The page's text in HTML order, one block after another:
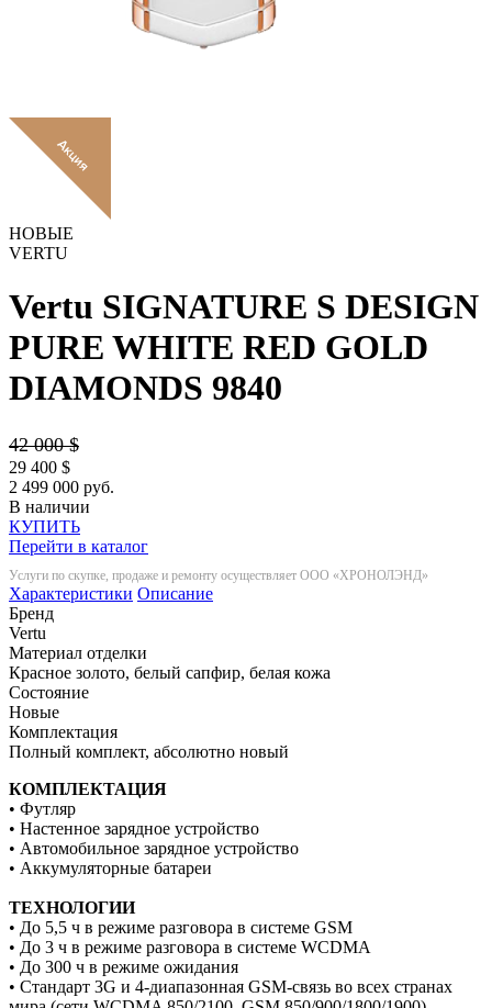
НОВЫЕ
VERTU
Vertu SIGNATURE S DESIGN
PURE WHITE RED GOLD
DIAMONDS 9840
42 000$
29 400 $
2 499 000 руб.
В наличии
КУПИТЬ
Перейти в каталог
Услуги по скупке, продаже и ремонту осуществляет ООО «ХРОНОЛЭНД»
Характеристики Описание
Бренд
Vertu
Материал отделки
Красное золото, белый сапфир, белая кожа
Состояние
Новые
Комплектация
Полный комплект, абсолютно новый
КОМПЛЕКТАЦИЯ
• Футляр
• Настенное зарядное устройство
• Автомобильное зарядное устройство
• Аккумуляторные батареи
ТЕХНОЛОГИИ
• До 5,5 ч в режиме разговора в системе GSM
• До 3 ч в режиме разговора в системе WCDMA
• До 300 ч в режиме ожидания
• Стандарт 3G и 4-диапазонная GSM-связь во всех странах